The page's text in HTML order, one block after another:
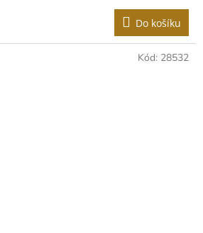
Do košíku
Kód: 28532